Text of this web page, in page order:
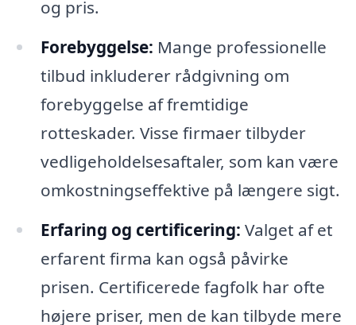
og pris.
Forebyggelse: Mange professionelle
tilbud inkluderer rådgivning om
forebyggelse af fremtidige
rotteskader. Visse firmaer tilbyder
vedligeholdelsesaftaler, som kan være
omkostningseffektive på længere sigt.
Erfaring og certificering: Valget af et
erfarent firma kan også påvirke
prisen. Certificerede fagfolk har ofte
højere priser, men de kan tilbyde mere